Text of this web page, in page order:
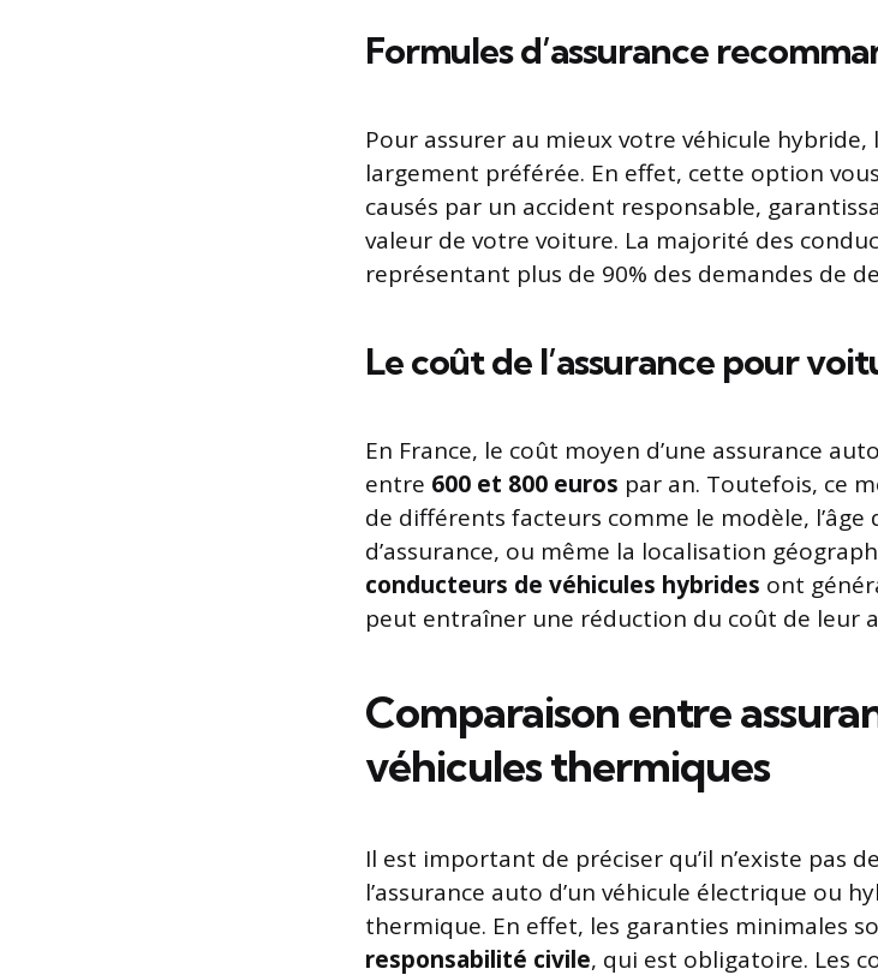
Formules d’assurance
Pour assurer au mieux votre véhicule hybride,
largement préférée. En effet, cette option
causés par un accident responsable,
valeur de votre voiture. La majorité des
représentant plus de 90% des demandes de
Le coût de l’assurance pour
En France, le coût moyen d’une assurance
entre 600 et 800 euros par an. Toutefois, ce
de différents facteurs comme le modèle,
d’assurance, ou même la localisation
conducteurs de véhicules hybrides ont
peut entraîner une réduction du coût de leur
Comparaison entre
véhicules thermiques
Il est important de préciser qu’il n’existe pas
l’assurance auto d’un véhicule électrique ou
thermique. En effet, les garanties minimales
responsabilité civile, qui est obligatoire. Les